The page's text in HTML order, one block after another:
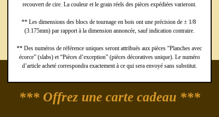
recouvert de cire. La couleur et le grain réels des pièces expédiées varieront.
** Les dimensions des blocs de tournage en bois ont une précision de ± 1/8
(3.175mm) par rapport à la dimension annoncée, sauf indication contraire.
** Des numéros de référence uniques seront attribués aux pièces “Planches avec
écorce” (slabs) et “Pièces d’exception” (pièces décoratives unique). Le numéro
d’article acheté correspondra exactement à ce qui sera envoyé sans substitut.
*** Offrez une carte cadeau ***